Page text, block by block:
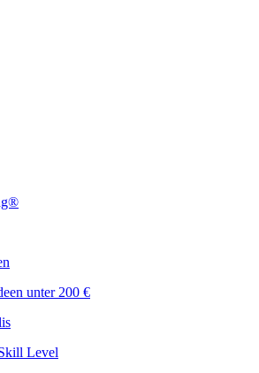
unter 200 €
Level